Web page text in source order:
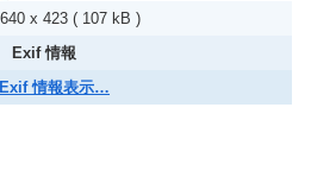
640 x 423 ( 107 kB )
Exif 情報
情報表示…